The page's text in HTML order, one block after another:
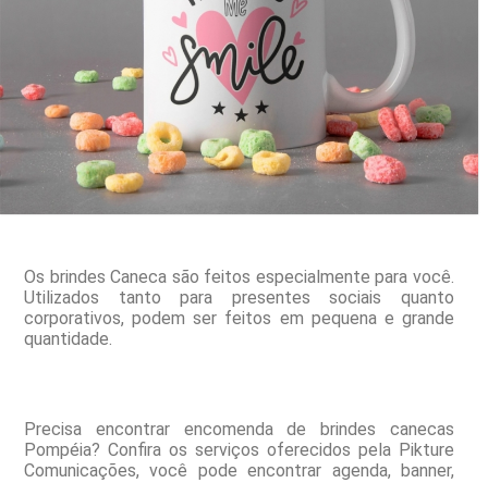
Os brindes Caneca são feitos especialmente para você.
Utilizados tanto para presentes sociais quanto
corporativos, podem ser feitos em pequena e grande
quantidade.
Precisa encontrar encomenda de brindes canecas
Pompéia? Confira os serviços oferecidos pela Pikture
Comunicações, você pode encontrar agenda, banner,